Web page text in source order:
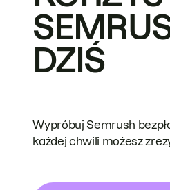
DZIŚ
Wypróbuj Semrush
każdej chwili możesz